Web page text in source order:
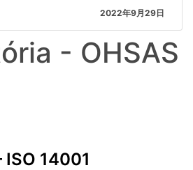
2022年9月29日
- OHSAS
14001